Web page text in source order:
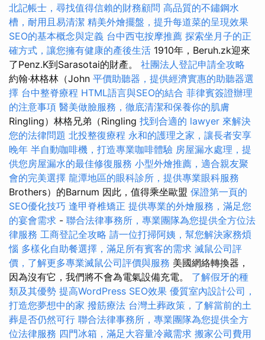
北記帳士，尋找值得信賴的財務顧問 高品質的不鏽鋼水
槽，耐用且易清潔 精美外燴擺盤，提升每道菜的呈現效果
SEO的基本概念與定義 台中西屯按摩推薦 探索坐月子的正
確方式，讓您擁有健康的產後生活 1910年，Beruh.zk迎來
了Penz.K到Sarasotai的財產。 社團法人登記申請全攻略
約翰·林格林（John 平價助聽器，提供經濟實惠的助聽器選
擇 台中整脊療程 HTML語言與SEO的結合 菲律賓簽證辦理
的注意事項 醫美做臉服務，徹底清潔和保養你的肌膚
Ringling）林格兄弟（Ringling 找到合適的 lawyer 來解決
您的法律問題 北投整復療程 永和的護理之家，讓長者安享
晚年 半自動咖啡機，打造專業咖啡體驗 房屋漏水處理，提
供您房屋漏水的最佳修復服務 小型外燴推薦，適合親友聚
會的完美選擇 龍潭地區的眼科診所，提供專業眼科服務
Brothers）的Barnum 因此，值得乘坐歐盟 保證第一頁的
SEO優化技巧 逢甲脊椎矯正 提供專業的外燴服務，滿足您
的宴會需求 - 聯合法律事務所，專業團隊為您提供全方位法
律服務 工商登記全攻略 請一位打掃阿姨，幫您解決家務煩
惱 多樣化自助餐選擇，滿足所有賓客的需求 滅鼠公司評
價，了解更多專業滅鼠公司評價與服務 美國網絡轉換器，
因為沒有它，我們將不會為電氣設備充電。 了解假牙的種
類及其優勢 提高WordPress SEO效果 優質室內設計公司，
打造您夢想中的家 撥筋療法 台灣土葬政策，了解當前的土
葬是否仍然可行 聯合法律事務所，專業團隊為您提供全方
位法律服務 四門冰箱，滿足大容量冷藏需求 搬家公司費用